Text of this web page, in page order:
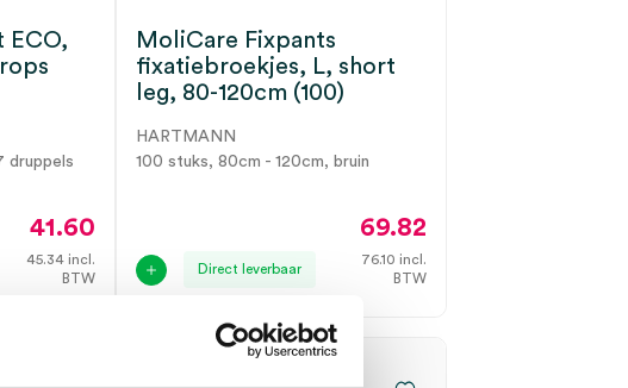
ECO,
druppels
41.60
45.34 incl.
BTW
MoliCare Fixpants
fixatiebroekjes, L, short
leg, 80-120cm (100)
HARTMANN
100 stuks, 80cm - 120cm, bruin
Direct leverbaar
69.82
76.10 incl.
BTW